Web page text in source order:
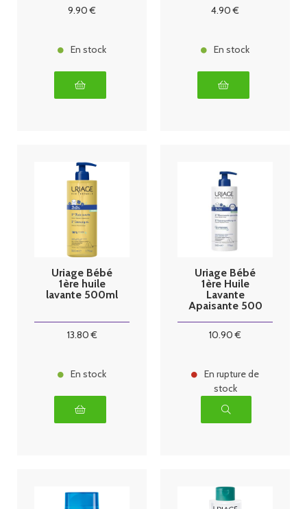
9.90 €
En stock
4.90 €
En stock
Uriage Bébé
1ère huile
lavante 500ml
13.80€
En stock
Uriage Bébé
1ère Huile
Lavante
Apaisante 500
10.90 €
En rupture de
stock